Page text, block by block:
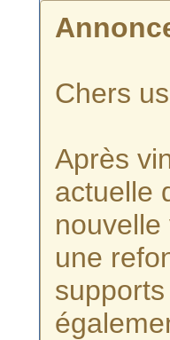
Chers
Après
actuelle
nouvelle
une